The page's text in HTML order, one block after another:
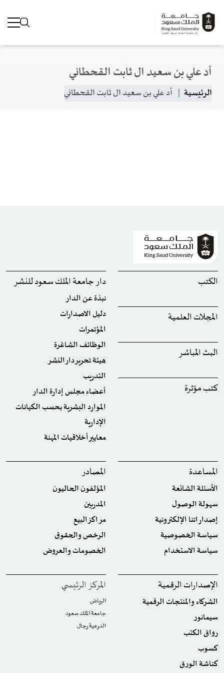
تجاوز إلى المحتوى الرئيسي
أد علي بن سعيد ال ثابت القحطاني
مسار التنقل
الرئيسية أد علي بن سعيد ال ثابت القحطاني
الكتب
المجلات العلمية
البث المباشر
كتب مؤثرة
دار جامعة الملك سعود للنشر
نبذة عن الدار
دليل الاصدارات
المؤتمرات
الوظائف الشاغرة
هيئة تحرير دار النشر
التدريب
أعضاء مجلس إدارة الدار
الموارد البشرية بحسب الكيانات
الإدارية
معايير أخلاقيات المهنة
المساعدة
الأسئلة الشائعة
سهولة الوصول
إصداراتنا الإلكترونية
سياسة الخصوصية
سياسة الاستخدام
المصادر
المؤلفون الحاليون
المدربين
مراكز البيع
الرخص والحقوق
الخصومات والعروض
الإصدارات الرقمية
الشركاء والمنتجات الرقمية
سيمانور
رواق الكتب
كسوب
كناشة الورق
المركز الرئيسي
الرياض
جامعة الملك سعود
الدرعية رجال